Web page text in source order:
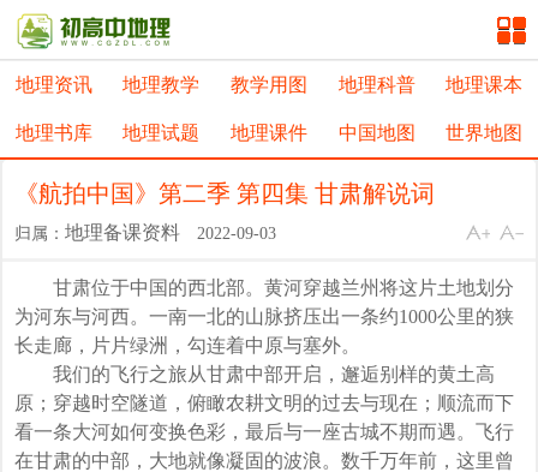
地理资讯 地理教学 教学用图 地理科普 地理课本
地理书库 地理试题 地理课件 中国地图 世界地图
《航拍中国》第二季 第四集 甘肃解说词
归属：地理备课资料 2022-09-03
甘肃位于中国的西北部。黄河穿越兰州将这片土地划分
为河东与河西。一南一北的山脉挤压出一条约1000公里的狭
长走廊，片片绿洲，勾连着中原与塞外。
我们的飞行之旅从甘肃中部开启，邂逅别样的黄土高
原；穿越时空隧道，俯瞰农耕文明的过去与现在；顺流而下
看一条大河如何变换色彩，最后与一座古城不期而遇。飞行
在甘肃的中部，大地就像凝固的波浪。数千万年前，这里曾